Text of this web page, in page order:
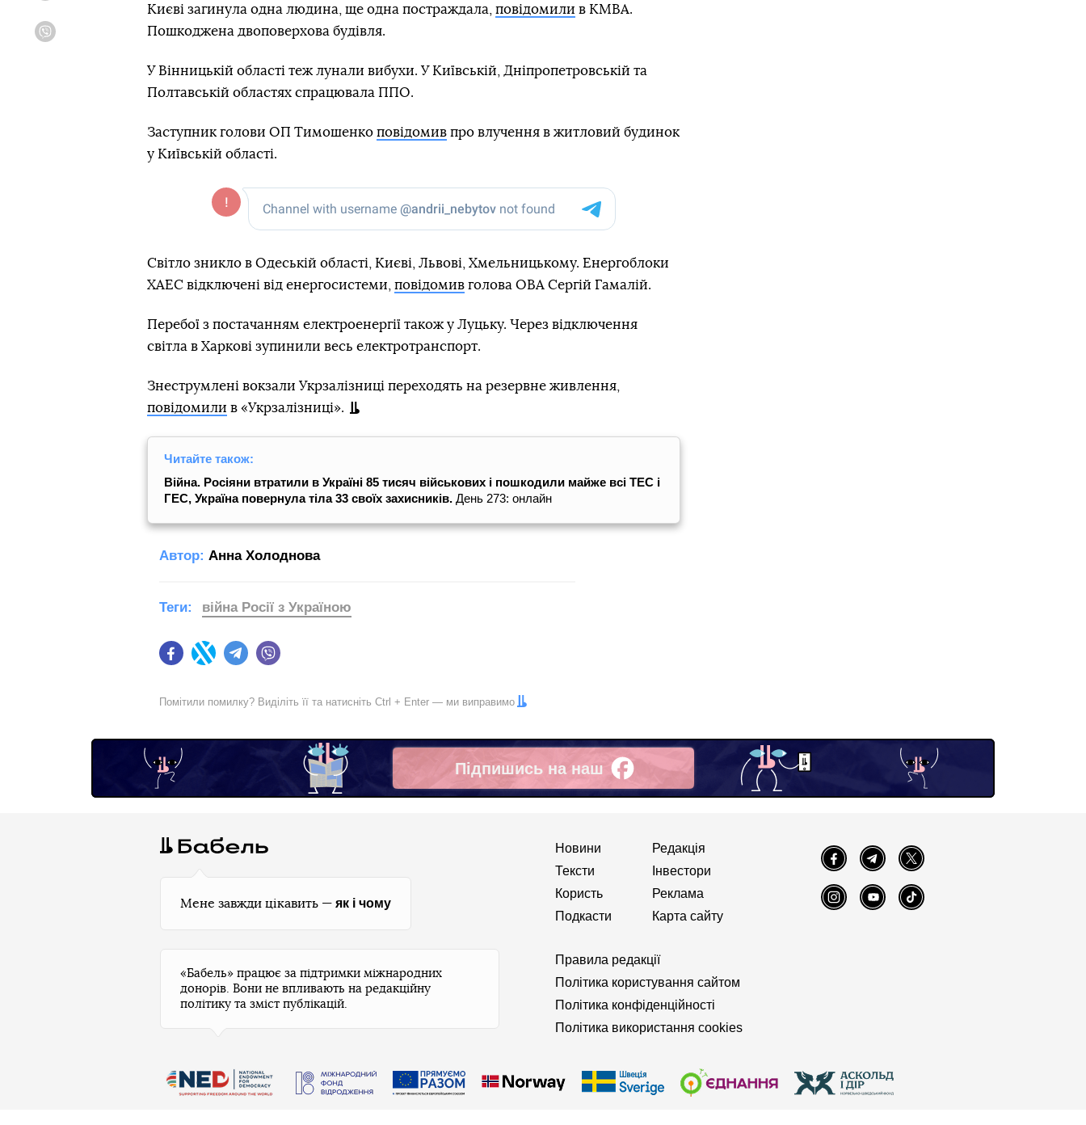
Києві загинула одна людина, ще одна постраждала, повідомили в КМВА.
Пошкоджена двоповерхова будівля.
У Вінницькій області теж лунали вибухи. У Київській, Дніпропетровській та
Полтавській областях спрацювала ППО.
Заступник голови ОП Тимошенко повідомив про влучення в житловий будинок
у Київській області.
Світло зникло в Одеській області, Києві, Львові, Хмельницькому. Енергоблоки
ХАЕС відключені від енергосистеми, повідомив голова ОВА Сергій Гамалій.
Перебої з постачанням електроенергії також у Луцьку. Через відключення
світла в Харкові зупинили весь електротранспорт.
Знеструмлені вокзали Укрзалізниці переходять на резервне живлення,
повідомили в «Укрзалізниці».
Читайте також:
Війна. Росіяни втратили в Україні 85 тисяч військових і пошкодили майже всі ТЕС і
ГЕС, Україна повернула тіла 33 своїх захисників. День 273: онлайн
Автор: Анна Холоднова
FacebookTwitter Telegram
Теги: війна Росії з Україною
Помітили помилку? Виділіть її та натисніть Ctrl + Enter — ми виправимо
Підпишись на наш
Facebook
Мене завжди цікавить — як і чому
Новини
Тексти
Користь
Подкасти
Редакція
Інвестори
Реклама
Карта сайту
FacebookTelegram Twitter
InstagramYouTube TikTok
Правила редакції
Політика користування сайтом
Політика конфіденційності
Політика використання cookies
«Бабель» працює за підтримки міжнародних
донорів. Вони не впливають на редакційну
політику та зміст публікацій.